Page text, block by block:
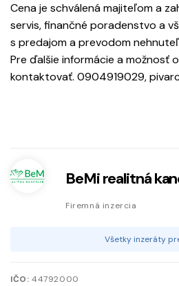
Cena je schválená majiteľom a
servis, finančné poradenstvo a
s predajom a prevodom
Pre ďalšie informácie a možnosť
kontaktovať. 0904919029,
BeMi realitná
Firemná inzercia
Všetky inzeráty
IČO: 44792000